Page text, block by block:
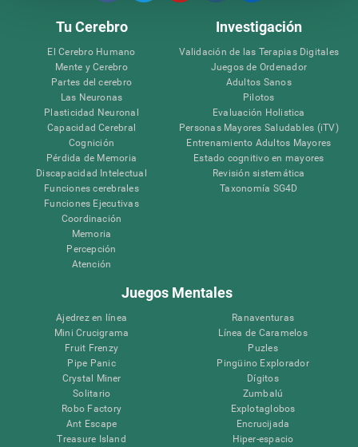
Tu Cerebro
El Cerebro Humano
Mente y Cerebro
Partes del cerebro
Las Neuronas
Plasticidad Neuronal
Capacidad Cerebral
Cognición
Pérdida de Memoria
Discapacidad Intelectual
Funciones cerebrales
Funciones Ejecutivas
Coordinación
Memoria
Percepción
Atención
Investigación
Validación de las Terapias Digitales
Juegos de Ordenador
Adultos Sanos
Pilotos
Evaluación Holistica
Personas Mayores Saludables (iTV)
Entrenamiento Adultos Mayores
Estado cognitivo en mayores
Revisión sistemática
Taxonomía SG4D
Juegos Mentales
Ajedrez en línea
Mini Crucigrama
Fruit Frenzy
Pipe Panic
Crystal Miner
Solitario
Robo Factory
Ant Escape
Treasure Island
Ranaventuras
Línea de Caramelos
Puzles
Pingüino Explorador
Dígitos
Zumbalú
Explotaglobos
Encrucijada
Hiper-espacio